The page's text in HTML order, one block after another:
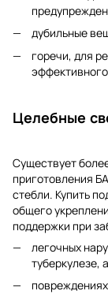
дубильные
горечи, для
Целебные
Существует
приготовления
стебли. Купить
общего
поддержки при
легочных
туберкулезе,